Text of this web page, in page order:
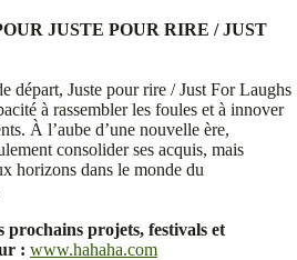
JUSTE POUR RIRE / JUST
départ, Juste pour rire / Just For Laughs
à rassembler les foules et à innover
À l’aube d’une nouvelle ère,
consolider ses acquis, mais
horizons dans le monde du
prochains projets, festivals et
: www.hahaha.com